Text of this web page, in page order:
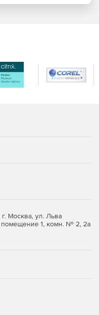
Москва, ул. Льва
помещение 1, комн. № 2, 2а